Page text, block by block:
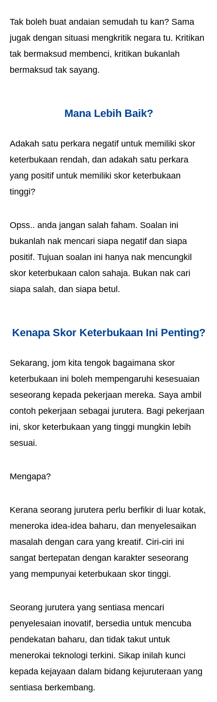
Tak boleh buat andaian semudah tu kan? Sama
jugak dengan situasi mengkritik negara tu. Kritikan
tak bermaksud membenci, kritikan bukanlah
bermaksud tak sayang.
Mana Lebih Baik?
Adakah satu perkara negatif untuk memiliki skor
keterbukaan rendah, dan adakah satu perkara
yang positif untuk memiliki skor keterbukaan
tinggi?
Opss.. anda jangan salah faham. Soalan ini
bukanlah nak mencari siapa negatif dan siapa
positif. Tujuan soalan ini hanya nak mencungkil
skor keterbukaan calon sahaja. Bukan nak cari
siapa salah, dan siapa betul.
Kenapa Skor Keterbukaan Ini Penting?
Sekarang, jom kita tengok bagaimana skor
keterbukaan ini boleh mempengaruhi kesesuaian
seseorang kepada pekerjaan mereka. Saya ambil
contoh pekerjaan sebagai jurutera. Bagi pekerjaan
ini, skor keterbukaan yang tinggi mungkin lebih
sesuai.
Mengapa?
Kerana seorang jurutera perlu berfikir di luar kotak,
meneroka idea-idea baharu, dan menyelesaikan
masalah dengan cara yang kreatif. Ciri-ciri ini
sangat bertepatan dengan karakter seseorang
yang mempunyai keterbukaan skor tinggi.
Seorang jurutera yang sentiasa mencari
penyelesaian inovatif, bersedia untuk mencuba
pendekatan baharu, dan tidak takut untuk
menerokai teknologi terkini. Sikap inilah kunci
kepada kejayaan dalam bidang kejuruteraan yang
sentiasa berkembang.